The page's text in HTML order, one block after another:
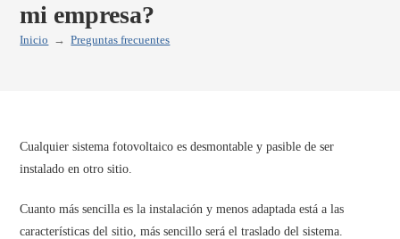
mi empresa?
Inicio → Preguntas frecuentes
Cualquier sistema fotovoltaico es desmontable y pasible de ser
instalado en otro sitio.
Cuanto más sencilla es la instalación y menos adaptada está a las
características del sitio, más sencillo será el traslado del sistema.